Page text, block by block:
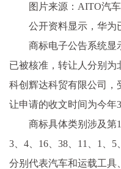
图片来源：AITO汽
公开资料显示，华为
商标电子公告系统显
已被核准，转让人分别
科创辉达科贸有限公司，
让申请的收文时间为今年3
商标具体类别涉及第
3、4、16、38、11、1、
分别代表汽车和运载工具